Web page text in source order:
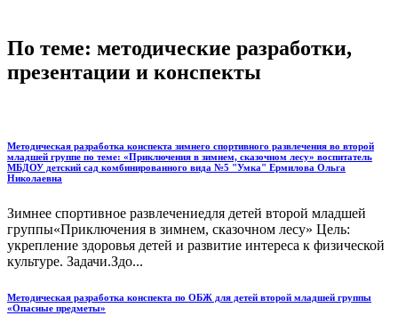
По теме: методические разработки,
презентации и конспекты
Методическая разработка конспекта зимнего спортивного развлечения во второй
младшей группе по теме: «Приключения в зимнем, сказочном лесу» воспитатель
МБДОУ детский сад комбинированного вида №5 "Умка" Ермилова Ольга
Николаевна
Зимнее спортивное развлечениедля детей второй младшей
группы«Приключения в зимнем, сказочном лесу» Цель:
укрепление здоровья детей и развитие интереса к физической
культуре. Задачи.Здо...
Методическая разработка конспекта по ОБЖ для детей второй младшей группы
«Опасные предметы»